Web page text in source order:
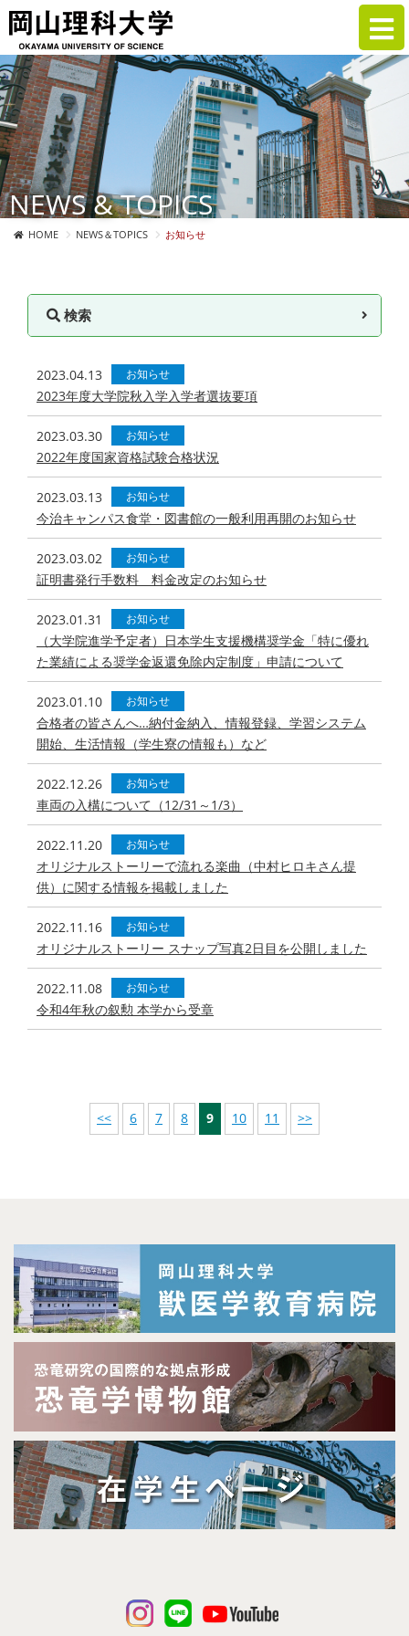
NEWS & TOPICS
HOME NEWS＆TOPICS お知らせ
検索
2023.04.13 お知らせ
2023年度大学院秋入学入学者選抜要項
2023.03.30 お知らせ
2022年度国家資格試験合格状況
2023.03.13 お知らせ
今治キャンパス食堂・図書館の一般利用再開のお知らせ
2023.03.02 お知らせ
証明書発行手数料 料金改定のお知らせ
2023.01.31 お知らせ
（大学院進学予定者）日本学生支援機構奨学金「特に優れ
た業績による奨学金返還免除内定制度」申請について
2023.01.10 お知らせ
合格者の皆さんへ…納付金納入、情報登録、学習システム
開始、生活情報（学生寮の情報も）など
2022.12.26 お知らせ
車両の入構について（12/31～1/3）
2022.11.20 お知らせ
オリジナルストーリーで流れる楽曲（中村ヒロキさん提
供）に関する情報を掲載しました
2022.11.16 お知らせ
オリジナルストーリー スナップ写真2日目を公開しました
2022.11.08 お知らせ
令和4年秋の叙勲 本学から受章
<< 6 7 8 9 10 11 >>